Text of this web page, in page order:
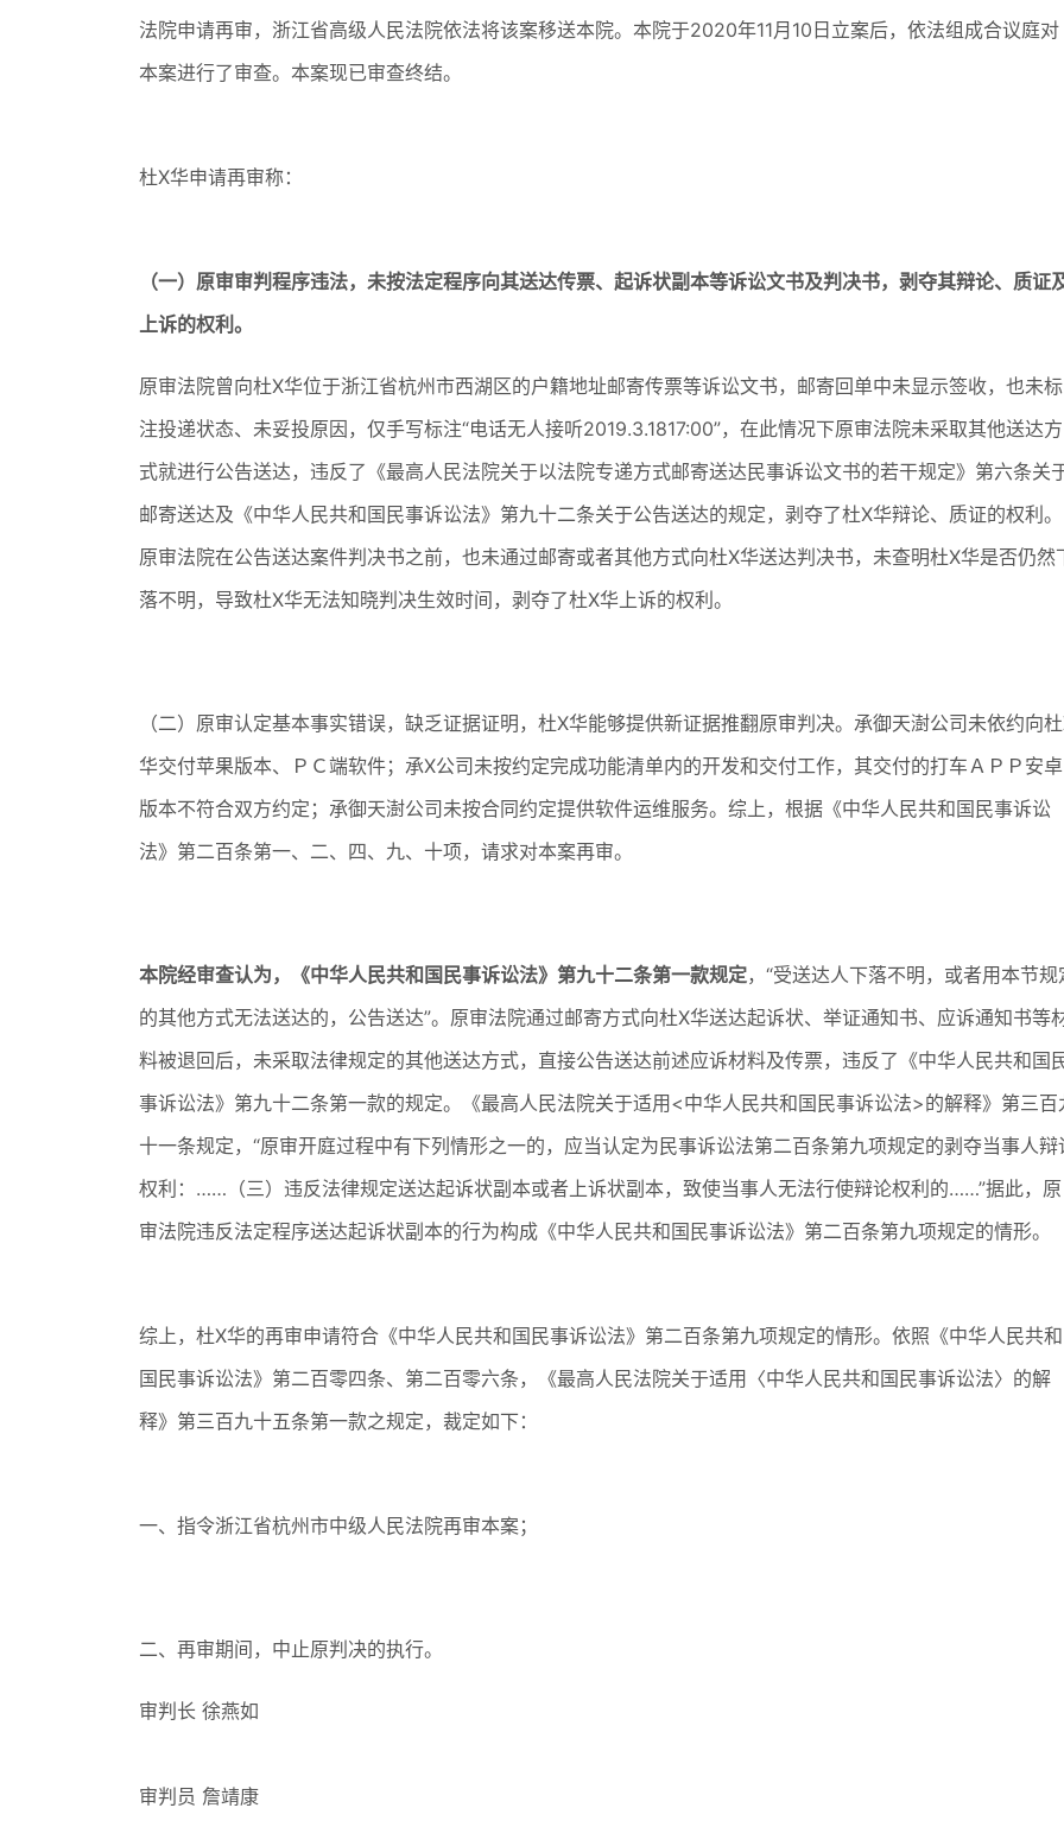
法院申请再审，浙江省高级人民法院依法将该案移送本院。本院于2020年11月10日立案后，依法组成合议庭对
本案进行了审查。本案现已审查终结。
杜X华申请再审称：
（一）原审审判程序违法，未按法定程序向其送达传票、起诉状副本等诉讼文书及判决书，剥夺其辩论、质证
上诉的权利。
原审法院曾向杜X华位于浙江省杭州市西湖区的户籍地址邮寄传票等诉讼文书，邮寄回单中未显示签收，也未标
注投递状态、未妥投原因，仅手写标注“电话无人接听2019.3.1817:00”，在此情况下原审法院未采取其他送达方
式就进行公告送达，违反了《最高人民法院关于以法院专递方式邮寄送达民事诉讼文书的若干规定》第六条关
邮寄送达及《中华人民共和国民事诉讼法》第九十二条关于公告送达的规定，剥夺了杜X华辩论、质证的权利。
原审法院在公告送达案件判决书之前，也未通过邮寄或者其他方式向杜X华送达判决书，未查明杜X华是否仍然
落不明，导致杜X华无法知晓判决生效时间，剥夺了杜X华上诉的权利。
（二）原审认定基本事实错误，缺乏证据证明，杜X华能够提供新证据推翻原审判决。承御天澍公司未依约向
华交付苹果版本、ＰＣ端软件；承X公司未按约定完成功能清单内的开发和交付工作，其交付的打车ＡＰＰ安卓
版本不符合双方约定；承御天澍公司未按合同约定提供软件运维服务。综上，根据《中华人民共和国民事诉讼
法》第二百条第一、二、四、九、十项，请求对本案再审。
本院经审查认为，《中华人民共和国民事诉讼法》第九十二条第一款规定，“受送达人下落不明，或者用本节规
的其他方式无法送达的，公告送达”。原审法院通过邮寄方式向杜X华送达起诉状、举证通知书、应诉通知书等
料被退回后，未采取法律规定的其他送达方式，直接公告送达前述应诉材料及传票，违反了《中华人民共和国
事诉讼法》第九十二条第一款的规定。《最高人民法院关于适用<中华人民共和国民事诉讼法>的解释》第三百
十一条规定，“原审开庭过程中有下列情形之一的，应当认定为民事诉讼法第二百条第九项规定的剥夺当事人辩
权利：……（三）违反法律规定送达起诉状副本或者上诉状副本，致使当事人无法行使辩论权利的……”据此，原
审法院违反法定程序送达起诉状副本的行为构成《中华人民共和国民事诉讼法》第二百条第九项规定的情形。
综上，杜X华的再审申请符合《中华人民共和国民事诉讼法》第二百条第九项规定的情形。依照《中华人民共和
国民事诉讼法》第二百零四条、第二百零六条，《最高人民法院关于适用〈中华人民共和国民事诉讼法〉的解
释》第三百九十五条第一款之规定，裁定如下：
一、指令浙江省杭州市中级人民法院再审本案；
二、再审期间，中止原判决的执行。
审判长 徐燕如
审判员 詹靖康